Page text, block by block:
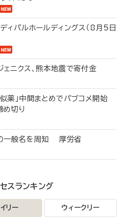
ディパルホールディングス（8月5日
ェニクス、熊本地震で寄付金
薬」中間まとめでパブコメ開始
切り
一般名を周知 厚労省
スランキング
リー ウィークリー